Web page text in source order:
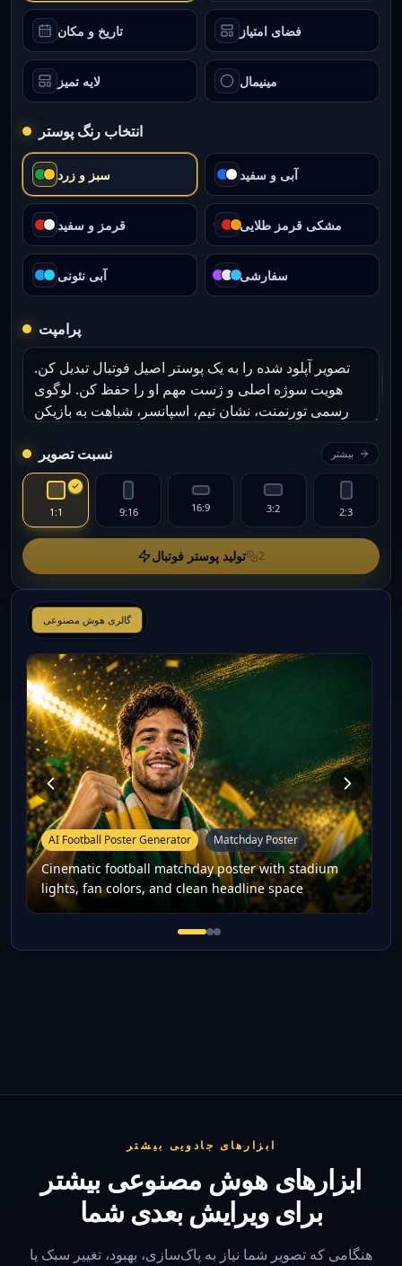
تاریخ و مکان فضای امتیاز
لایه تمیز مینیمال
انتخاب رنگ پوستر
سبز و زرد آبی و سفید
قرمز و سفید مشکی قرمز طلایی
آبی نئونی سفارشی
پرامپت
نسبت تصویر بیشتر
1:1 9:16 16:9 3:2 2:3
تولید پوستر فوتبال 2
گالری هوش مصنوعی
AI Football Poster Generator Matchday Poster
Cinematic football matchday poster with stadium
lights, fan colors, and clean headline space
Cinematic football matchday
Football player-style fan
16:9 football thumbnail
ابزارهای جادویی بیشتر
ابزارهای هوش مصنوعی بیشتر
برای ویرایش بعدی شما
هنگامی که تصویر شما نیاز به پاک‌سازی، بهبود، تغییر سبک یا